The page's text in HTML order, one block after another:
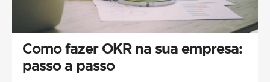
Como fazer OKR na sua empresa:
passo a passo